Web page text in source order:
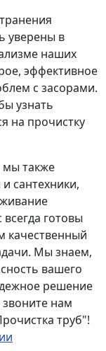
уверены в
наших
эффективное
с засорами.
узнать
на прочистку
также
сантехники,
готовы
качественный
Мы знаем,
вашего
решение
нам
труб"!